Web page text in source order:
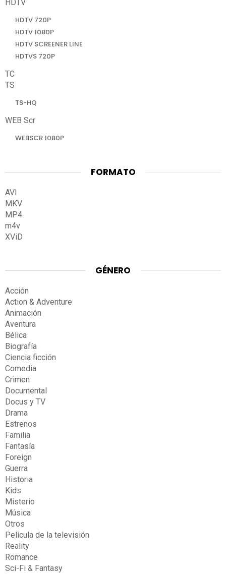
HDTV
HDTV 720P
HDTV 1080P
HDTV SCREENER LINE
HDTVS 720P
TC
TS
TS-HQ
WEB Scr
WEBSCR 1080P
FORMATO
AVI
MKV
MP4
m4v
XViD
GÉNERO
Acción
Action & Adventure
Animación
Aventura
Bélica
Biografía
Ciencia ficción
Comedia
Crimen
Documental
Docus y TV
Drama
Estrenos
Familia
Fantasía
Foreign
Guerra
Historia
Kids
Misterio
Música
Otros
Película de la televisión
Reality
Romance
Sci-Fi & Fantasy